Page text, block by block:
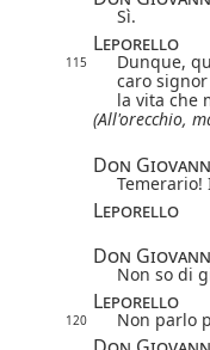
Sì.
Leporello
115
Dunque,
caro
la vita che
(All'orecchio,
Don
Leporello
Don
Non so di
Leporello
120 Non parlo